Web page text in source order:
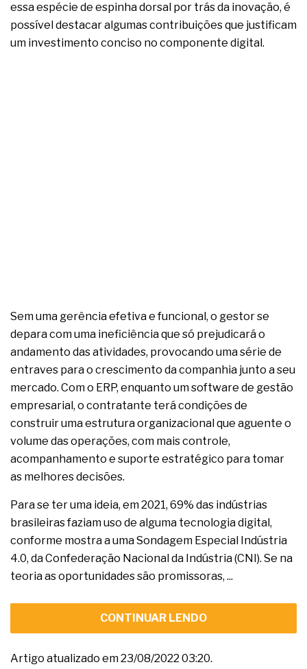
A próxima vantagem competitiva não está no
modelo de IA
A IA elevou a régua do comprador B2B e a venda
essa espécie de espinha dorsal por trás da inovação, é
possível destacar algumas contribuições que justificam
um investimento conciso no componente digital.
Sem uma gerência efetiva e funcional, o gestor se
depara com uma ineficiência que só prejudicará o
andamento das atividades, provocando uma série de
entraves para o crescimento da companhia junto a seu
mercado. Com o ERP, enquanto um software de gestão
empresarial, o contratante terá condições de
construir uma estrutura organizacional que aguente o
volume das operações, com mais controle,
acompanhamento e suporte estratégico para tomar
as melhores decisões.
Para se ter uma ideia, em 2021, 69% das indústrias
brasileiras faziam uso de alguma tecnologia digital,
conforme mostra a uma Sondagem Especial Indústria
4.0, da Confederação Nacional da Indústria (CNI). Se na
teoria as oportunidades são promissoras, ...
CONTINUAR LENDO
Artigo atualizado em 23/08/2022 03:20.